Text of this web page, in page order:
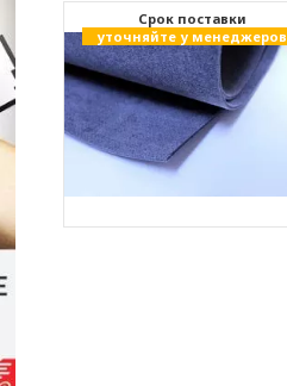
Cрок поставки
уточняйте у менеджеров